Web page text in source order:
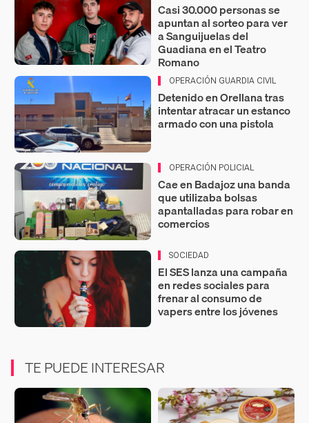
Casi 30.000 personas se
apuntan al sorteo para ver
a Sanguijuelas del
Guadiana en el Teatro
Romano
OPERACIÓN GUARDIA CIVIL
Detenido en Orellana tras
intentar atracar un estanco
armado con una pistola
OPERACIÓN POLICIAL
Cae en Badajoz una banda
que utilizaba bolsas
apantalladas para robar en
comercios
SOCIEDAD
El SES lanza una campaña
en redes sociales para
frenar al consumo de
vapers entre los jóvenes
TE PUEDE INTERESAR